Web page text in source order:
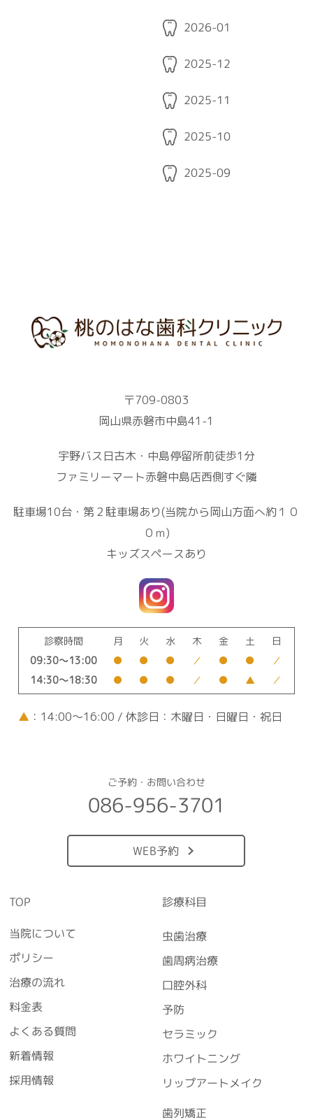
2026-01
2025-12
2025-11
2025-10
2025-09
〒709-0803
岡山県赤磐市中島41-1
宇野バス日古木・中島停留所前徒歩1分
ファミリーマート赤磐中島店西側すぐ隣
駐車場10台・第２駐車場あり(当院から岡山方面へ約１０
０ｍ)
キッズスペースあり
診察時間 月 火 水 木 金 土
日
09:30～13:00
● ● ● ／ ● ●
／
14:30～18:30
● ● ● ／ ● ▲ ／
▲ ：14:00～16:00 / 休診日：木曜日・日曜日・祝日
ご予約・お問い合わせ
086-956-3701
WEB予約
TOP
当院について
ポリシー
治療の流れ
料金表
よくある質問
新着情報
採用情報
診療科目
虫歯治療
歯周病治療
口腔外科
予防
セラミック
ホワイトニング
リップアートメイク
歯列矯正